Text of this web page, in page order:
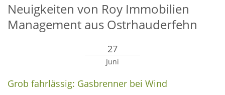
Neuigkeiten von Roy Immobilien
Management aus Ostrhauderfehn
27
Juni
Grob fahrlässig: Gasbrenner bei Wind